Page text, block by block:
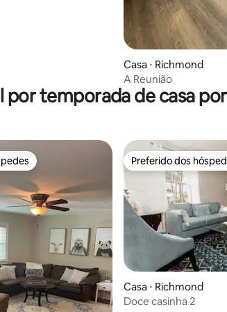
Casa ⋅ Richmond
A Reunião
por temporada de casa
301 avaliações
Preferido dos
Preferido dos
Casa ⋅ Richmond
Doce casinha 2